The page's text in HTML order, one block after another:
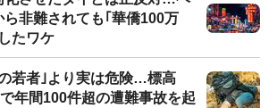
ら非難されても｢華僑100万
たワケ
若者｣より実は危険…標高
年間100件超の遭難事故を起